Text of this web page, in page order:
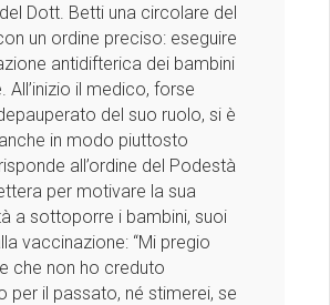
Dott. Betti una circolare del
un ordine preciso: eseguire
antidifterica dei bambini
All’inizio il medico, forse
del suo ruolo, si è
in modo piuttosto
all’ordine del Podestà
per motivare la sua
a sottoporre i bambini, suoi
vaccinazione: “Mi pregio
che non ho creduto
per il passato, né stimerei, se